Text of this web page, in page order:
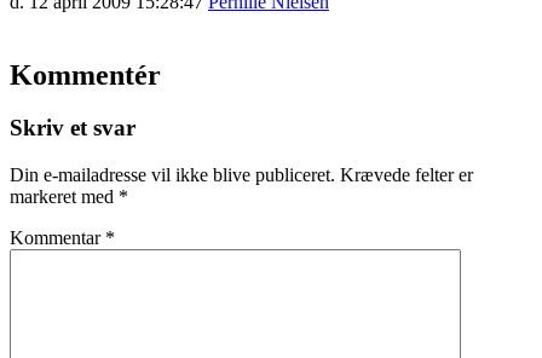
Kommentér
Skriv et svar
Din e-mailadresse vil ikke blive publiceret. Krævede felter er
markeret med *
Kommentar *